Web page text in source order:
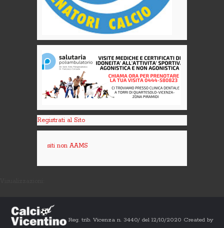
Registrati al Sito
siti non AAMS
Reg. trib. Vicenza n. 3440/ del 12/10/2020 Created by